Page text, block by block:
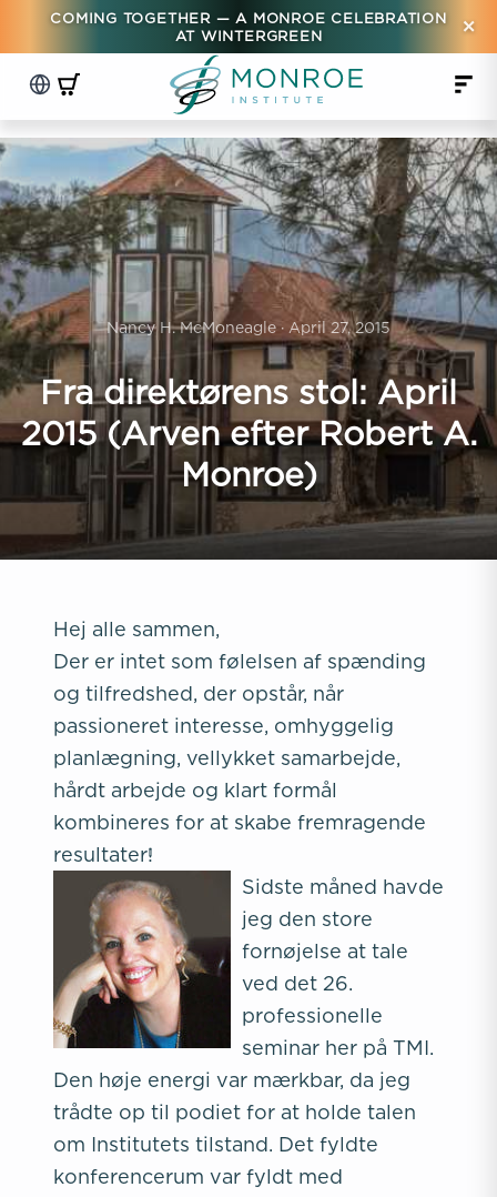
COMING TOGETHER — A MONROE CELEBRATION
AT WINTERGREEN
×
Nancy H. McMoneagle · April 27, 2015
Fra direktørens stol: April
2015 (Arven efter Robert A.
Monroe)
Hej alle sammen,
Der er intet som følelsen af spænding
og tilfredshed, der opstår, når
passioneret interesse, omhyggelig
planlægning, vellykket samarbejde,
hårdt arbejde og klart formål
kombineres for at skabe fremragende
resultater!
Sidste måned havde
jeg den store
fornøjelse at tale
ved det 26.
professionelle
seminar her på TMI.
Den høje energi var mærkbar, da jeg
trådte op til podiet for at holde talen
om Institutets tilstand. Det fyldte
konferencerum var fyldt med